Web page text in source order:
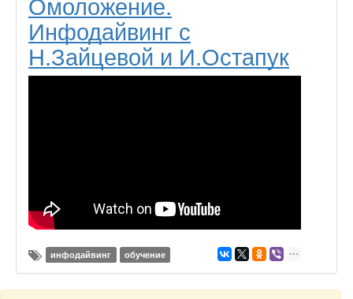
Инфодайвинг с
Н.Зайцевой и И.Остапук
инфодайвинг обучение